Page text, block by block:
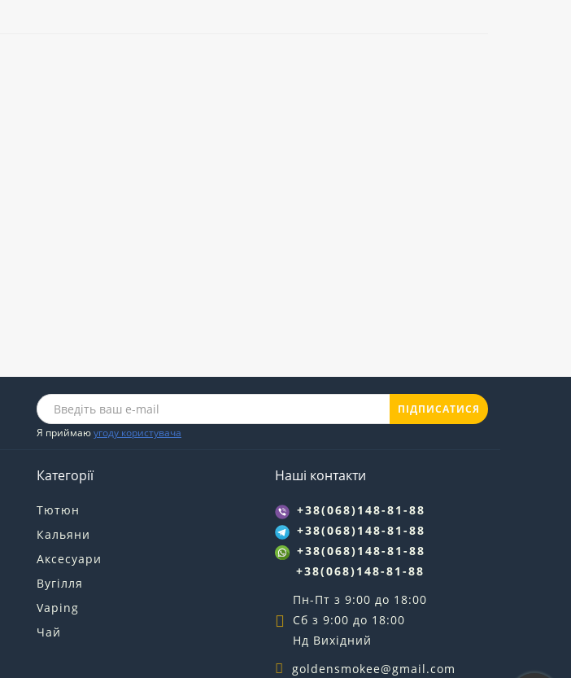
ПІДПИСАТИСЯ
Я приймаюугоду користувача
Категорії
Тютюн
Кальяни
Аксесуари
Вугілля
Vaping
Чай
Наші контакти
+38(068)148-81-88
+38(068)148-81-88
+38(068)148-81-88
+38(068)148-81-88
Пн-Пт з 9:00 до 18:00
Сб з 9:00 до 18:00
Нд Вихідний
goldensmokee@gmail.com